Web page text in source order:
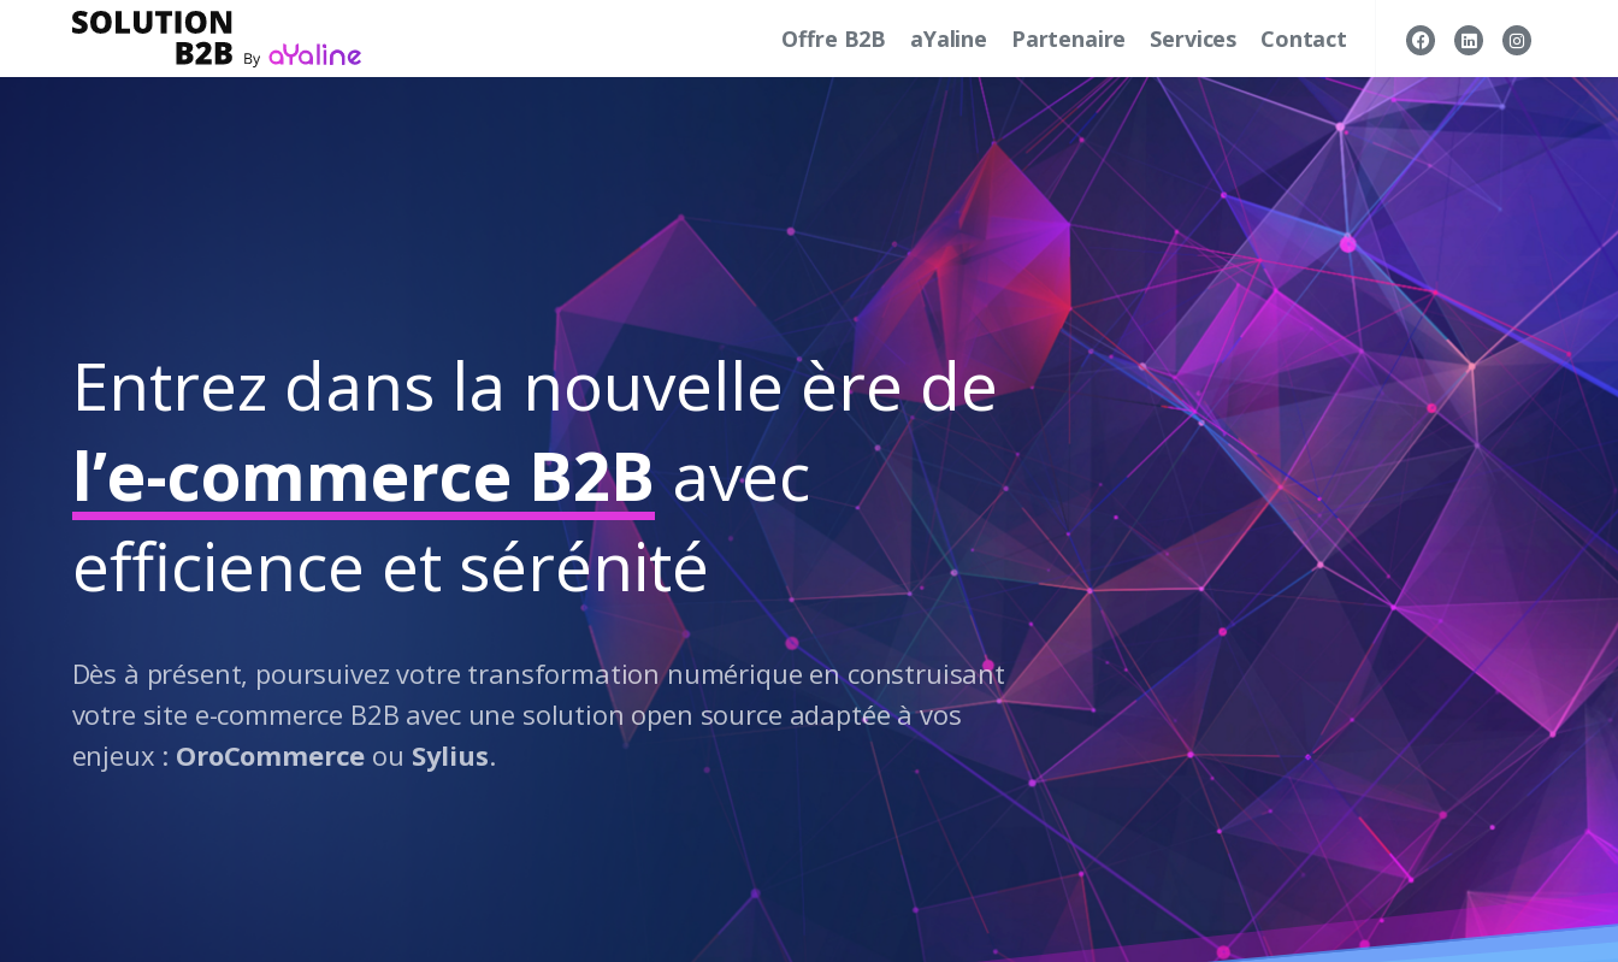
Offre B2B aYaline Partenaire Services Contact
Entrez dans la nouvelle ère de
l’e-commerce B2Bavec
efficience et sérénité
Dès à présent, poursuivez votre transformation numérique en construisant
votre site e-commerce B2B avec une solution open source adaptée à vos
enjeux : OroCommerce ou Sylius.